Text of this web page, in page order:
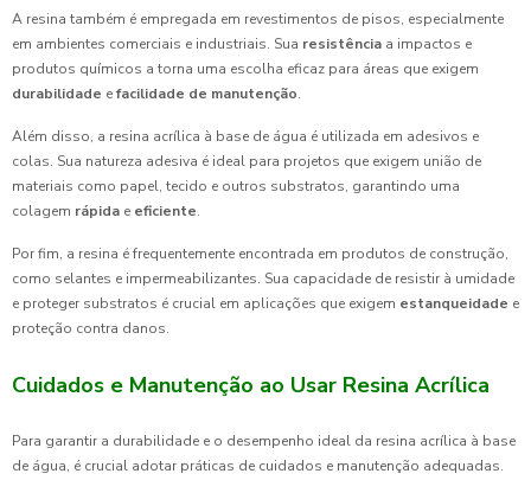
A resina também é empregada em revestimentos de pisos, especialmente
em ambientes comerciais e industriais. Sua resistência a impactos e
produtos químicos a torna uma escolha eficaz para áreas que exigem
durabilidade efacilidade de manutenção.
Além disso, a resina acrílica à base de água é utilizada em adesivos e
colas. Sua natureza adesiva é ideal para projetos que exigem união de
materiais como papel, tecido e outros substratos, garantindo uma
colagem rápida e eficiente.
Por fim, a resina é frequentemente encontrada em produtos de construção,
como selantes e impermeabilizantes. Sua capacidade de resistir à umidade
e proteger substratos é crucial em aplicações que exigem estanqueidade e
proteção contra danos.
Cuidados e Manutenção ao Usar Resina Acrílica
Para garantir a durabilidade e o desempenho ideal da resina acrílica à base
de água, é crucial adotar práticas de cuidados e manutenção adequadas.